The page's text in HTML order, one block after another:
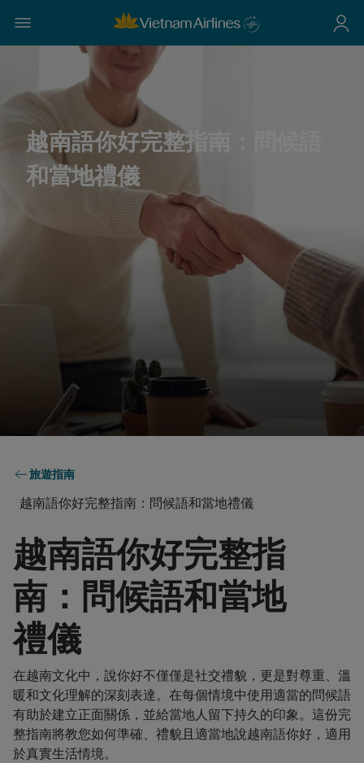
越南語你好完整指南：問候語
和當地禮儀
旅遊指南
越南語你好完整指南：問候語和當地禮儀
越南語你好完整指
南：問候語和當地
禮儀
在越南文化中，說你好不僅僅是社交禮貌，更是對尊重、溫
暖和文化理解的深刻表達。在每個情境中使用適當的問候語
有助於建立正面關係，並給當地人留下持久的印象。這份完
整指南將教您如何準確、禮貌且適當地說越南語你好，適用
於真實生活情境。